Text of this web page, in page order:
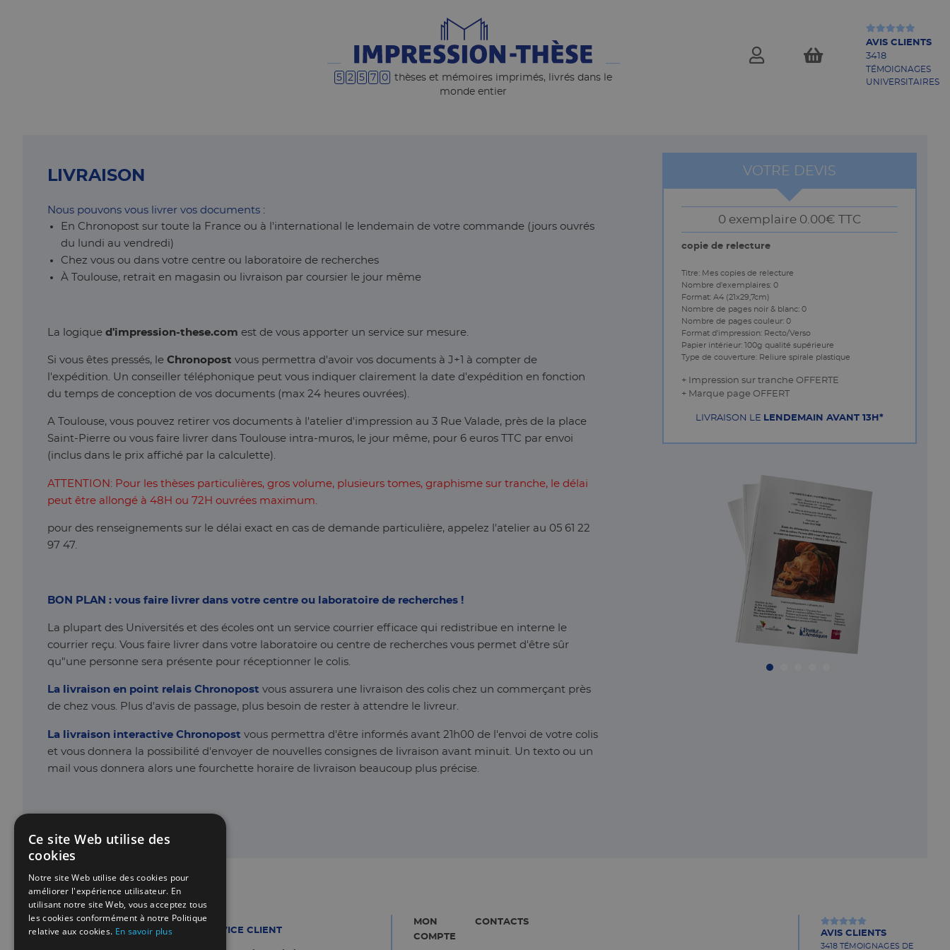
5 2 5 7 0
thèses et mémoires imprimés, livrés dans le
monde entier
AVIS CLIENTS
TÉMOIGNAGES
UNIVERSITAIRES
LIVRAISON
Nous pouvons vous livrer vos documents :
En Chronopost sur toute la France ou à l'international le lendemain de votre commande (jours ouvrés
du lundi au vendredi)
Chez vous ou dans votre centre ou laboratoire de recherches
À Toulouse, retrait en magasin ou livraison par coursier le jour même
La logique d'impression-these.com est de vous apporter un service sur mesure.
Si vous êtes pressés, le Chronopost vous permettra d'avoir vos documents à J+1 à compter de
l'expédition. Un conseiller téléphonique peut vous indiquer clairement la date d'expédition en fonction
du temps de conception de vos documents (max 24 heures ouvrées).
A Toulouse, vous pouvez retirer vos documents à l'atelier d'impression au 3 Rue Valade, près de la place
Saint-Pierre ou vous faire livrer dans Toulouse intra-muros, le jour même, pour 6 euros TTC par envoi
(inclus dans le prix affiché par la calculette).
ATTENTION: Pour les thèses particulières, gros volume, plusieurs tomes, graphisme sur tranche, le délai
peut être allongé à 48H ou 72H ouvrées maximum.
pour des renseignements sur le délai exact en cas de demande particulière, appelez l'atelier au 05 61 22
97 47.
BON PLAN : vous faire livrer dans votre centre ou laboratoire de recherches !
La plupart des Universités et des écoles ont un service courrier efficace qui redistribue en interne le
courrier reçu. Vous faire livrer dans votre laboratoire ou centre de recherches vous permet d'être sûr
qu"une personne sera présente pour réceptionner le colis.
La livraison en point relais Chronopost vous assurera une livraison des colis chez un commerçant près
de chez vous. Plus d'avis de passage, plus besoin de rester à attendre le livreur.
La livraison interactive Chronopost vous permettra d'être informés avant 21h00 de l'envoi de votre colis
et vous donnera la possibilité d'envoyer de nouvelles consignes de livraison avant minuit. Un texto ou un
mail vous donnera alors une fourchette horaire de livraison beaucoup plus précise.
VOTRE DEVIS
0 exemplaire 0.00€ TTC
copie de relecture
Titre: Mes copies de relecture
Nombre d'exemplaires: 0
Format: A4 (21x29,7cm)
Nombre de pages noir & blanc: 0
Nombre de pages couleur: 0
Format d'impression: Recto/Verso
Papier intérieur: 100g qualité supérieure
Type de couverture: Reliure spirale plastique
+ Impression sur tranche OFFERTE
+ Marque page OFFERT
LIVRAISON LE LENDEMAIN AVANT 13H*
SERVICE CLIENT
MON
COMPTE
CONTACTS
AVIS CLIENTS
3418 TÉMOIGNAGES DE
Ce site Web utilise des
cookies
Notre site Web utilise des cookies pour
améliorer l'expérience utilisateur. En
utilisant notre site Web, vous acceptez tous
les cookies conformément à notre Politique
relative aux cookies. En savoir plus